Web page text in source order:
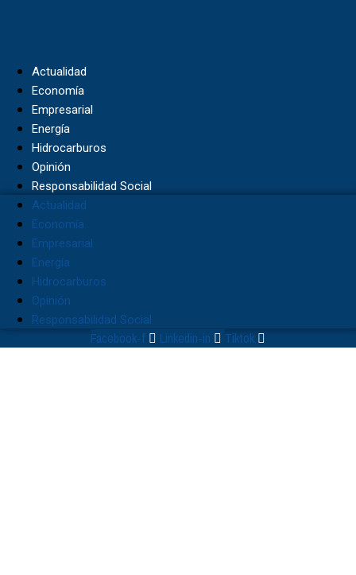
Actualidad
Economía
Empresarial
Energía
Hidrocarburos
Opinión
Responsabilidad Social
Actualidad
Economía
Empresarial
Energía
Hidrocarburos
Opinión
Responsabilidad Social
Facebook-f Linkedin-in Tiktok